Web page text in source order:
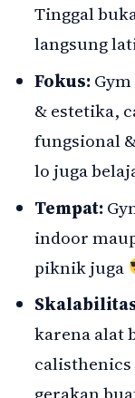
Tinggal
langsung
Fokus:
& estetika,
fungsional
lo juga
Tempat:
indoor
piknik juga
karena alat